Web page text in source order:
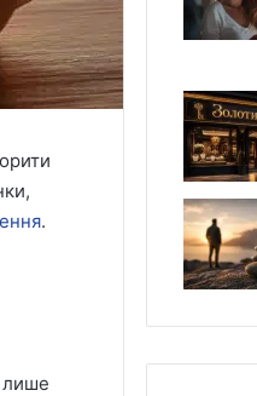
.
лише